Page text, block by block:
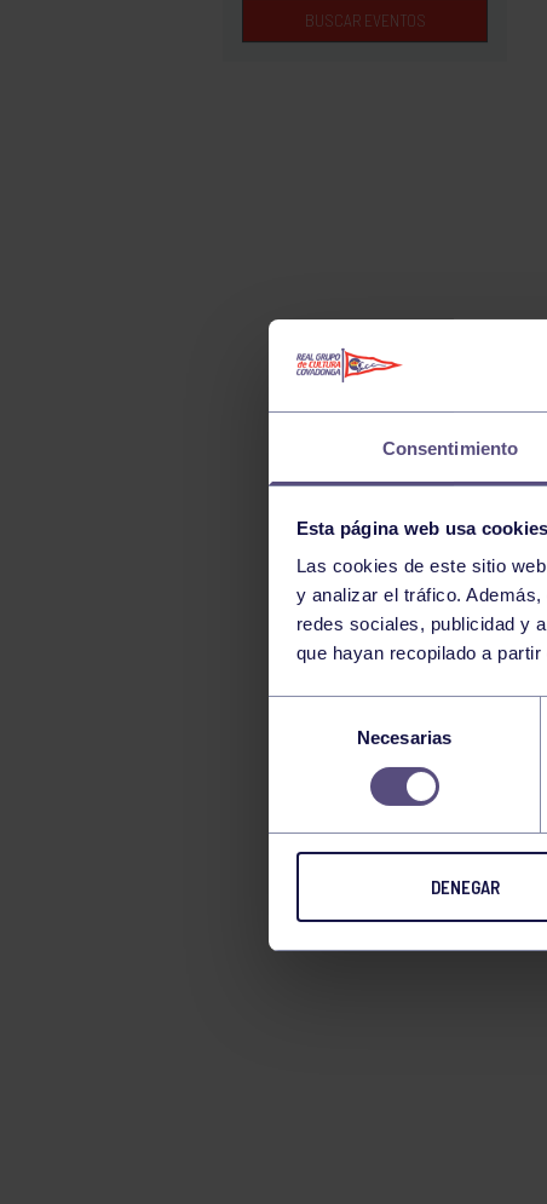
Consentimiento
Esta página web usa cookies
Las cookies de este sitio
y analizar el tráfico.
redes sociales, publicidad y
que hayan recopilado a
consentimiento
Necesarias
DENEGAR
KÁRATE
RUGBY
BUSCAR EVENTOS